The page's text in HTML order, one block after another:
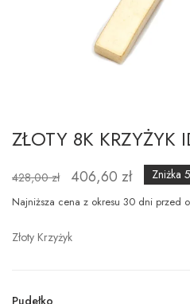
ZŁOTY 8K KRZYŻYK
428,00 zł 406,60 zł Zniżka
Najniższa cena z okresu 30 dni przed
Złoty Krzyżyk
Pudełko